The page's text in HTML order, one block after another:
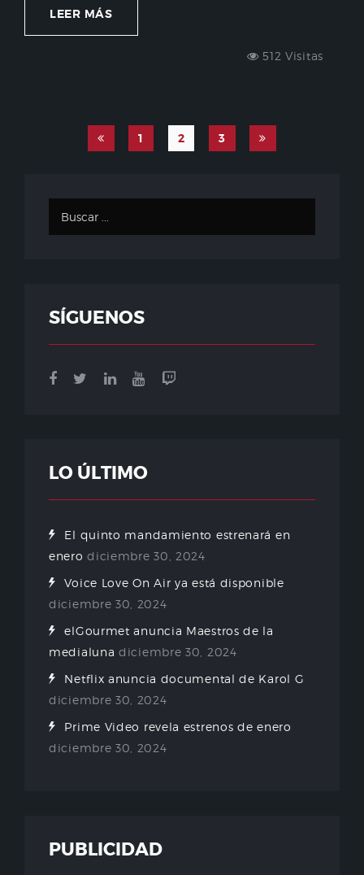
LEER MÁS
512 Visitas
1 2 3
SÍGUENOS
LO ÚLTIMO
El quinto mandamiento estrenará en
enero diciembre 30, 2024
Voice Love On Air ya está disponible
diciembre 30, 2024
elGourmet anuncia Maestros de la
medialuna diciembre 30, 2024
Netflix anuncia documental de Karol G
diciembre 30, 2024
Prime Video revela estrenos de enero
diciembre 30, 2024
PUBLICIDAD